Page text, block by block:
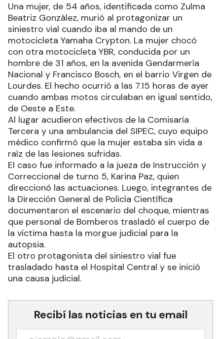
Una mujer, de 54 años, identificada como Zulma
Beatriz González, murió al protagonizar un
siniestro vial cuando iba al mando de un
motocicleta Yamaha Crypton. La mujer chocó
con otra motocicleta YBR, conducida por un
hombre de 31 años, en la avenida Gendarmería
Nacional y Francisco Bosch, en el barrio Virgen de
Lourdes. El hecho ocurrió a las 7.15 horas de ayer
cuando ambas motos circulaban en igual sentido,
de Oeste a Este.
Al lugar acudieron efectivos de la Comisaría
Tercera y una ambulancia del SIPEC, cuyo equipo
médico confirmó que la mujer estaba sin vida a
raíz de las lesiones sufridas.
El caso fue informado a la jueza de Instrucción y
Correccional de turno 5, Karina Paz, quien
direccionó las actuaciones. Luego, integrantes de
la Dirección General de Policía Científica
documentaron el escenario del choque, mientras
que personal de Bomberos trasladó el cuerpo de
la víctima hasta la morgue judicial para la
autopsia.
El otro protagonista del siniestro vial fue
trasladado hasta el Hospital Central y se inició
una causa judicial.
Recibí las noticias en tu email